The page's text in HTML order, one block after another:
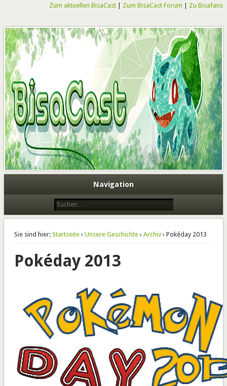
Zum aktuellen BisaCast Zum BisaCast Forum Zu Bisafans
Navigation
Sie sind hier: Startseite› Unsere Geschichte› Archiv› Pokéday 2013
Pokéday 2013